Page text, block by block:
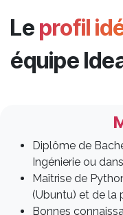
Le profil
équipe
Diplôme de
Ingénierie ou
Maîtrise de
(Ubuntu) et de la
Bonnes